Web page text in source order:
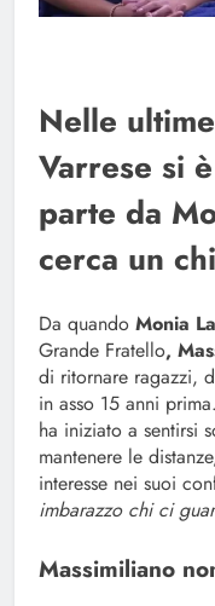
Nelle
Varrese si
parte da
cerca un
Da quando Monia
Grande Fratello,
di ritornare ragazzi,
in asso 15 anni
ha iniziato a sentirsi
mantenere le
interesse nei suoi
imbarazzo chi ci
Massimiliano